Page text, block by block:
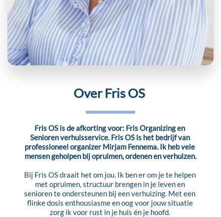
Over Fris OS
Fris OS is de afkorting voor: Fris Organizing en
Senioren verhuisservice. Fris OS is het bedrijf van
professioneel organizer Mirjam Fennema. Ik heb vele
mensen geholpen bij opruimen, ordenen en verhuizen.
Bij Fris OS draait het om jou. Ik ben er om je te helpen
met opruimen, structuur brengen in je leven en
senioren te ondersteunen bij een verhuizing. Met een
flinke dosis enthousiasme en oog voor jouw situatie
zorg ik voor rust in je huis én je hoofd.